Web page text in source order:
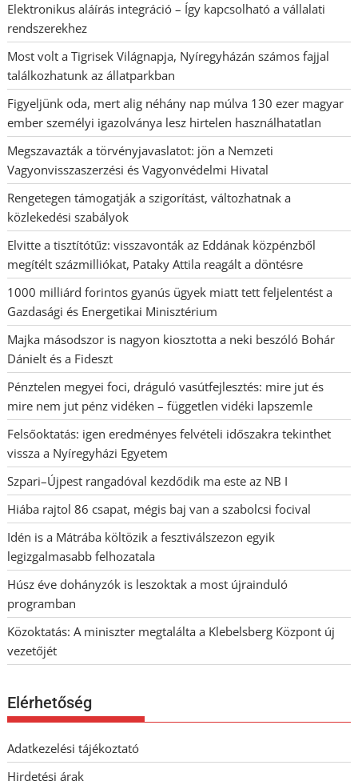
Elektronikus aláírás integráció – Így kapcsolható a vállalati
rendszerekhez
Most volt a Tigrisek Világnapja, Nyíregyházán számos fajjal
találkozhatunk az állatparkban
Figyeljünk oda, mert alig néhány nap múlva 130 ezer magyar
ember személyi igazolványa lesz hirtelen használhatatlan
Megszavazták a törvényjavaslatot: jön a Nemzeti
Vagyonvisszaszerzési és Vagyonvédelmi Hivatal
Rengetegen támogatják a szigorítást, változhatnak a
közlekedési szabályok
Elvitte a tisztítótűz: visszavonták az Eddának közpénzből
megítélt százmilliókat, Pataky Attila reagált a döntésre
1000 milliárd forintos gyanús ügyek miatt tett feljelentést a
Gazdasági és Energetikai Minisztérium
Majka másodszor is nagyon kiosztotta a neki beszóló Bohár
Dánielt és a Fideszt
Pénztelen megyei foci, dráguló vasútfejlesztés: mire jut és
mire nem jut pénz vidéken – független vidéki lapszemle
Felsőoktatás: igen eredményes felvételi időszakra tekinthet
vissza a Nyíregyházi Egyetem
Szpari–Újpest rangadóval kezdődik ma este az NB I
Hiába rajtol 86 csapat, mégis baj van a szabolcsi focival
Idén is a Mátrába költözik a fesztiválszezon egyik
legizgalmasabb felhozatala
Húsz éve dohányzók is leszoktak a most újrainduló
programban
Közoktatás: A miniszter megtalálta a Klebelsberg Központ új
vezetőjét
Elérhetőség
Adatkezelési tájékoztató
Hirdetési árak